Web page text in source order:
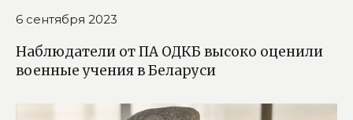
6 сентября 2023
Наблюдатели от ПА ОДКБ высоко оценили
военные учения в Беларуси